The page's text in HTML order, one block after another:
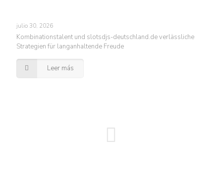
julio 30, 2026
Kombinationstalent und slotsdjs-deutschland.de verlässliche
Strategien für langanhaltende Freude
Leer más